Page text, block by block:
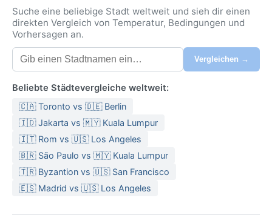
Suche eine beliebige Stadt weltweit und sieh dir einen
direkten Vergleich von Temperatur, Bedingungen und
Vorhersagen an.
Vergleichen →
Beliebte Städtevergleiche weltweit:
🇨🇦 Toronto vs 🇩🇪 Berlin
🇮🇩 Jakarta vs 🇲🇾 Kuala Lumpur
🇮🇹 Rom vs 🇺🇸 Los Angeles
🇧🇷 São Paulo vs 🇲🇾 Kuala Lumpur
🇹🇷 Byzantion vs 🇺🇸 San Francisco
🇪🇸 Madrid vs 🇺🇸 Los Angeles